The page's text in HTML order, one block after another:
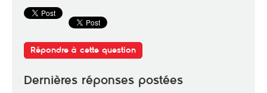
Répondre à cette question
Dernières réponses postées